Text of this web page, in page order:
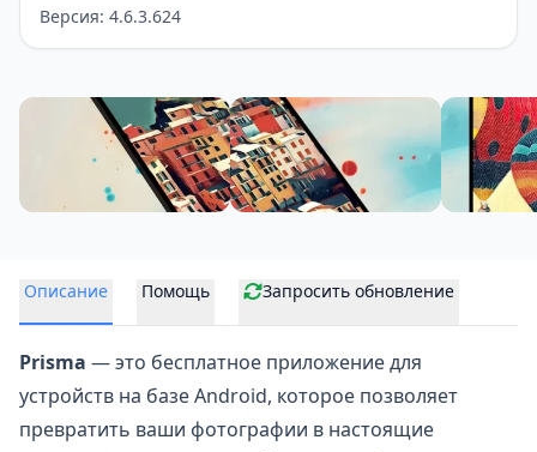
Версия: 4.6.3.624
Описание Помощь Запросить обновление
Prisma — это бесплатное приложение для
устройств на базе Android, которое позволяет
превратить ваши фотографии в настоящие